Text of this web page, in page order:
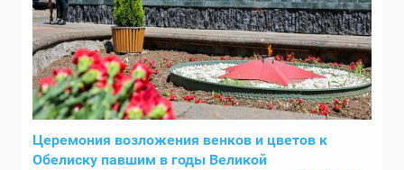
Церемония возложения венков и цветов к
Обелиску павшим в годы Великой